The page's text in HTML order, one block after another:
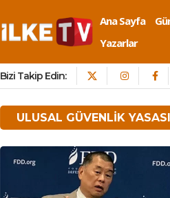
Ana Sayfa
Yazarlar
Bizi Takip Edin:
ULUSAL GÜVENLIK YASASI